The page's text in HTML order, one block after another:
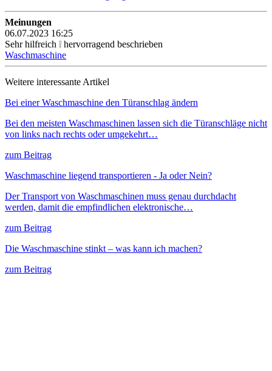
Meinungen
06.07.2023 16:25
Sehr hilfreich ❕ hervorragend beschrieben
Waschmaschine
Weitere interessante Artikel
Bei einer Waschmaschine den Türanschlag ändern
Bei den meisten Waschmaschinen lassen sich die Türanschläge nicht
von links nach rechts oder umgekehrt…
zum Beitrag
Waschmaschine liegend transportieren - Ja oder Nein?
Der Transport von Waschmaschinen muss genau durchdacht
werden, damit die empfindlichen elektronische…
zum Beitrag
Die Waschmaschine stinkt – was kann ich machen?
zum Beitrag